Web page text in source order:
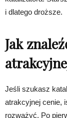
i dlatego droższe.
Jak
Jeśli szukasz
atrakcyjnej cenie,
rozważyć. Po